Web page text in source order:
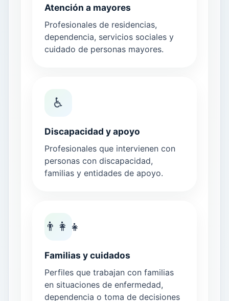
Atención a mayores
Profesionales de residencias,
dependencia, servicios sociales y
cuidado de personas mayores.
♿
Discapacidad y apoyo
Profesionales que intervienen con
personas con discapacidad,
familias y entidades de apoyo.
👨‍👩‍👧
Familias y cuidados
Perfiles que trabajan con familias
en situaciones de enfermedad,
dependencia o toma de decisiones